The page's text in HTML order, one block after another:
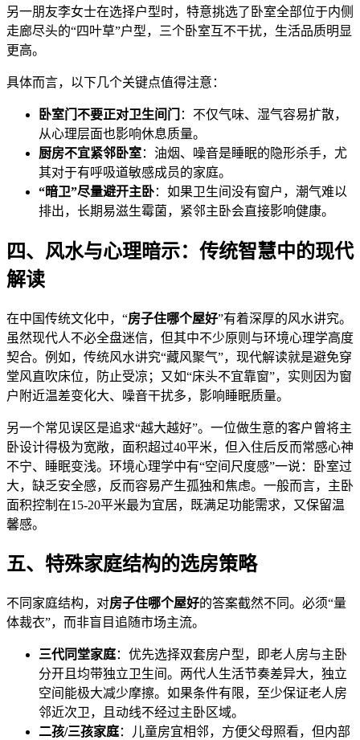
另一朋友李女士在选择户型时，特意挑选了卧室全部位于内侧
走廊尽头的“四叶草”户型，三个卧室互不干扰，生活品质明显
更高。
具体而言，以下几个关键点值得注意：
卧室门不要正对卫生间门
：不仅气味、湿气容易扩散，
从心理层面也影响休息质量。
厨房不宜紧邻卧室：油烟、噪音是睡眠的隐形杀手，尤
其对于有呼吸道敏感成员的家庭。
“暗卫”尽量避开主卧：如果卫生间没有窗户，潮气难以
排出，长期易滋生霉菌，紧邻主卧会直接影响健康。
四、风水与心理暗示：传统智慧中的现代
解读
在中国传统文化中，“房子住哪个屋好”有着深厚的风水讲究。
虽然现代人不必全盘迷信，但其中不少原则与环境心理学高度
契合。例如，传统风水讲究“藏风聚气”，现代解读就是避免穿
堂风直吹床位，防止受凉；又如“床头不宜靠窗”，实则因为窗
户附近温差变化大、噪音干扰多，影响睡眠质量。
另一个常见误区是追求“越大越好”。一位做生意的客户曾将主
卧设计得极为宽敞，面积超过40平米，但入住后反而常感心神
不宁、睡眠变浅。环境心理学中有“空间尺度感”一说：卧室过
大，缺乏安全感，反而容易产生孤独和焦虑。一般而言，主卧
面积控制在15-20平米最为宜居，既满足功能需求，又保留温
馨感。
五、特殊家庭结构的选房策略
不同家庭结构，对房子住哪个屋好的答案截然不同。必须“量
体裁衣”，而非盲目追随市场主流。
三代同堂家庭：优先选择双套房户型，即老人房与主卧
分开且均带独立卫生间。两代人生活节奏差异大，独立
空间能极大减少摩擦。如果条件有限，至少保证老人房
邻近次卫，且动线不经过主卧区域。
二孩/三孩家庭：儿童房宜相邻，方便父母照看，但内部